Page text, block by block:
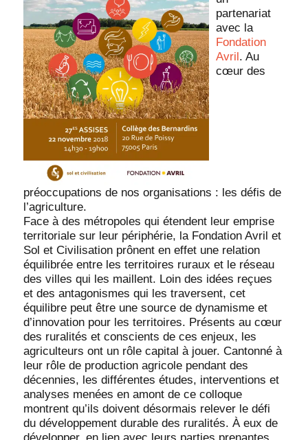
partenariat
avec la
Fondation
Avril . Au
cœur des
préoccupations de nos organisations : les défis de
l’agriculture.
Face à des métropoles qui étendent leur emprise
territoriale sur leur périphérie, la Fondation Avril et
Sol et Civilisation prônent en effet une relation
équilibrée entre les territoires ruraux et le réseau
des villes qui les maillent. Loin des idées reçues
et des antagonismes qui les traversent, cet
équilibre peut être une source de dynamisme et
d’innovation pour les territoires. Présents au cœur
des ruralités et conscients de ces enjeux, les
agriculteurs ont un rôle capital à jouer. Cantonné à
leur rôle de production agricole pendant des
décennies, les différentes études, interventions et
analyses menées en amont de ce colloque
montrent qu’ils doivent désormais relever le défi
du développement durable des ruralités. À eux de